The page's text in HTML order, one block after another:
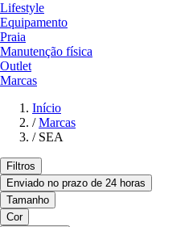
Lifestyle
Equipamento
Praia
Manutenção física
Outlet
Marcas
Início
/ Marcas
/ SEA
Filtros
Enviado no prazo de 24 horas
Tamanho
Cor